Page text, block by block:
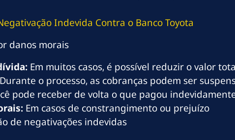
Indevida Contra o Banco Toyota
danos morais
Em muitos casos, é possível reduzir o valor
Durante o processo, as cobranças podem ser
pode receber de volta o que pagou
Em casos de constrangimento ou prejuízo
de negativações indevidas